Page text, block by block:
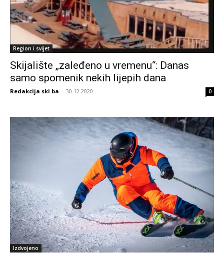
Region i svijet
Skijalište „zaleđeno u vremenu“: Danas
samo spomenik nekih lijepih dana
Redakcija ski.ba - 30.12.2020 0
Izdvojeno